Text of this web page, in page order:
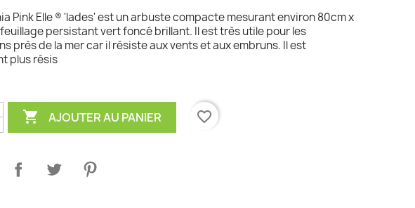
Pink Elle ® 'lades' est un arbuste compacte mesurant environ 80cm x
persistant vert foncé brillant. Il est très utile pour les
près de la mer car il résiste aux vents et aux embruns. Il est
plus résis
 AJOUTER AU PANIER favorite_border